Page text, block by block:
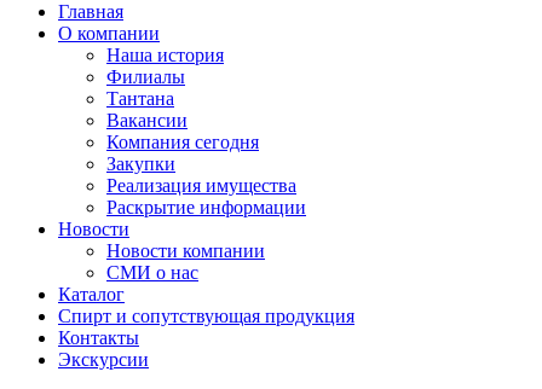
Главная
О компании
Наша история
Филиалы
Тантана
Вакансии
Компания сегодня
Закупки
Реализация имущества
Раскрытие информации
Новости
Новости компании
СМИ о нас
Каталог
Спирт и сопутствующая продукция
Контакты
Экскурсии